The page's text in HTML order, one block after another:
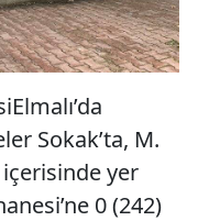
Sokak’ta, M.
yer
0 (242)